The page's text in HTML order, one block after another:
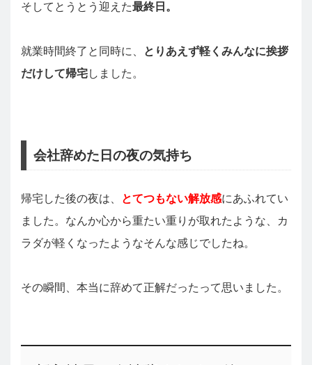
そしてとうとう迎えた最終日。
就業時間終了と同時に、
とりあえず軽くみんなに挨拶
だけして帰宅しました。
会社辞めた日の夜の気持ち
帰宅した後の夜は、 とてつもない解放感にあふれてい
ました。なんか心から重たい重りが取れたような、カ
ラダが軽くなったようなそんな感じでしたね。
その瞬間、本当に辞めて正解だったって思いました。